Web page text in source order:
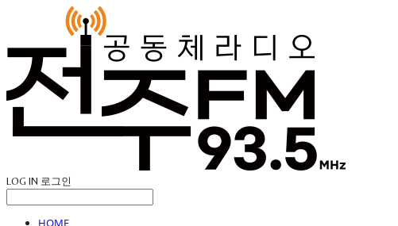
LOG IN 로그인
HOME